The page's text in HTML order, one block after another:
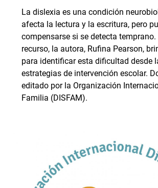
La dislexia es una condición
afecta la lectura y la escritura, pero
compensarse si se detecta temprano.
recurso, la autora, Rufina Pearson,
para identificar esta dificultad desde
estrategias de intervención escolar.
editado por la Organización
Familia (DISFAM).